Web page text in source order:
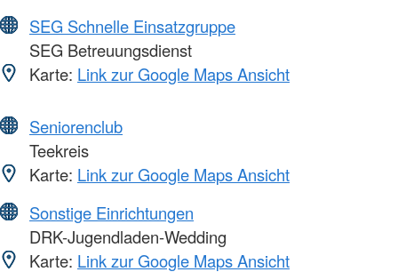
SEG Schnelle Einsatzgruppe
SEG Betreuungsdienst
Karte: Link zur Google Maps Ansicht
Seniorenclub
Teekreis
Karte: Link zur Google Maps Ansicht
Sonstige Einrichtungen
DRK-Jugendladen-Wedding
Karte: Link zur Google Maps Ansicht